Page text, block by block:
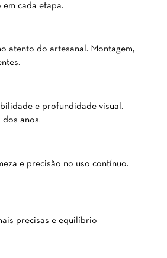
cada etapa.
atento do artesanal. Montagem,
e profundidade visual.
anos.
e precisão no uso contínuo.
precisas e equilíbrio